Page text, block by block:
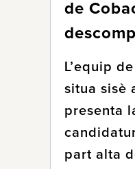
de
L’equip
situa sisè
presenta
part alta